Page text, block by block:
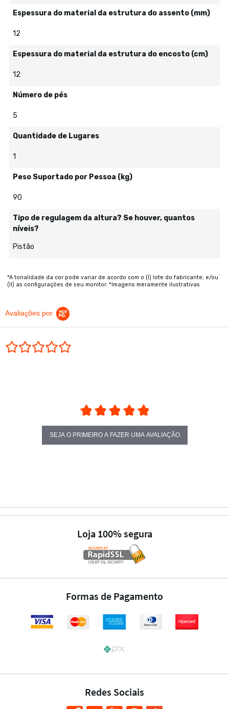
Espessura do material da estrutura do assento (mm)
12
Espessura do material da estrutura do encosto (cm)
12
Número de pés
5
Quantidade de Lugares
1
Peso Suportado por Pessoa (kg)
90
Tipo de regulagem da altura? Se houver, quantos
níveis?
Pistão
*A tonalidade da cor pode variar de acordo com o (I) lote do fabricante; e/ou
(II) as configurações de seu monitor. *Imagens meramente ilustrativas
Avaliações por
SEJA O PRIMEIRO A FAZER UMA AVALIAÇÃO